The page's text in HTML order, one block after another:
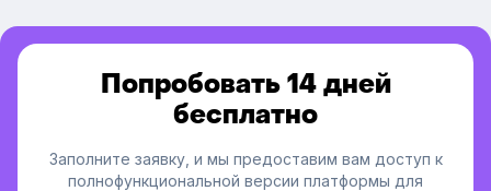
Попробовать 14 дней
бесплатно
Заполните заявку, и мы предоставим вам доступ к
полнофункциональной версии платформы для